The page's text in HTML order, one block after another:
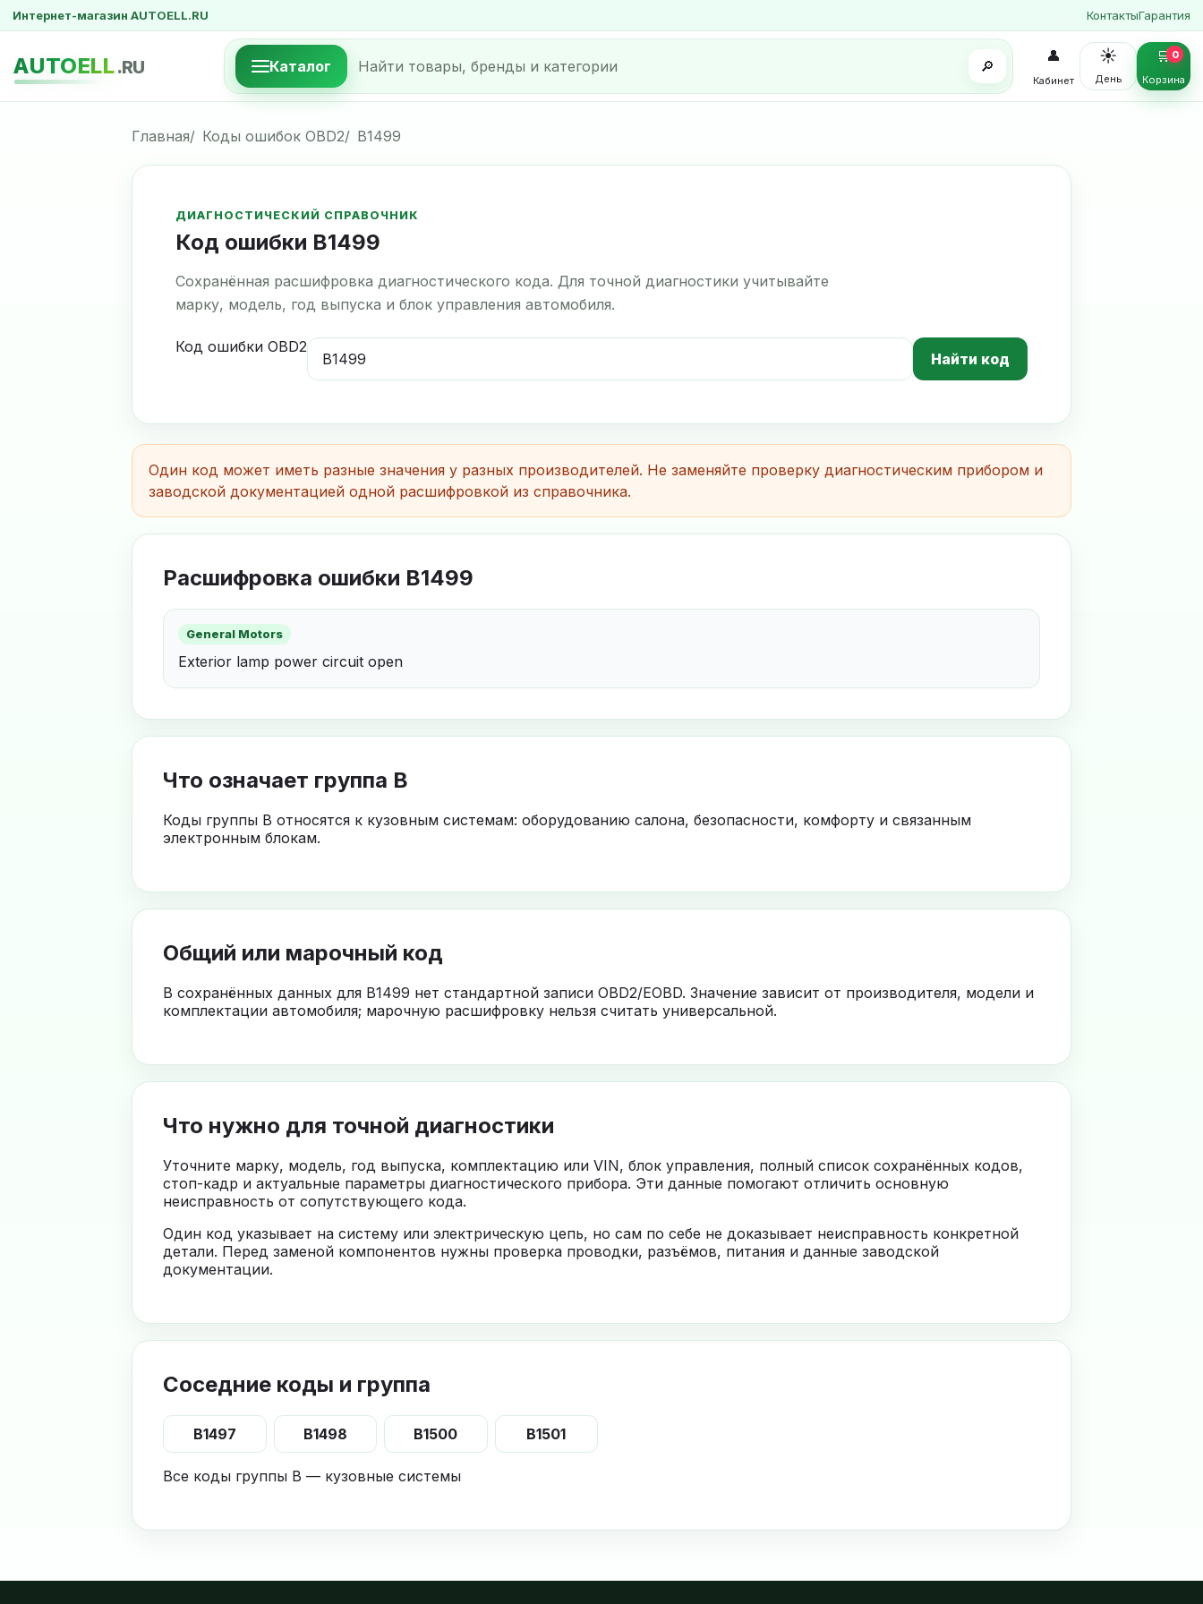
Интернет-магазин AUTOELL.RU КонтактыГарантия
AUTOELL.RU Каталог 🔎
👤
Кабинет
☀️
День
🛒
Корзина
0
Главная Коды ошибок OBD2 B1499
ДИАГНОСТИЧЕСКИЙ СПРАВОЧНИК
Код ошибки B1499
Сохранённая расшифровка диагностического кода. Для точной диагностики учитывайте
марку, модель, год выпуска и блок управления автомобиля.
Код ошибки OBD2
Найти код
Один код может иметь разные значения у разных производителей. Не заменяйте проверку диагностическим прибором и
заводской документацией одной расшифровкой из справочника.
Расшифровка ошибки B1499
General Motors
Exterior lamp power circuit open
Что означает группа B
Коды группы B относятся к кузовным системам: оборудованию салона, безопасности, комфорту и связанным
электронным блокам.
Общий или марочный код
В сохранённых данных для B1499 нет стандартной записи OBD2/EOBD. Значение зависит от производителя, модели и
комплектации автомобиля; марочную расшифровку нельзя считать универсальной.
Что нужно для точной диагностики
Уточните марку, модель, год выпуска, комплектацию или VIN, блок управления, полный список сохранённых кодов,
стоп-кадр и актуальные параметры диагностического прибора. Эти данные помогают отличить основную
неисправность от сопутствующего кода.
Один код указывает на систему или электрическую цепь, но сам по себе не доказывает неисправность конкретной
детали. Перед заменой компонентов нужны проверка проводки, разъёмов, питания и данные заводской
документации.
Соседние коды и группа
B1497 B1498 B1500 B1501
Все коды группы B — кузовные системы